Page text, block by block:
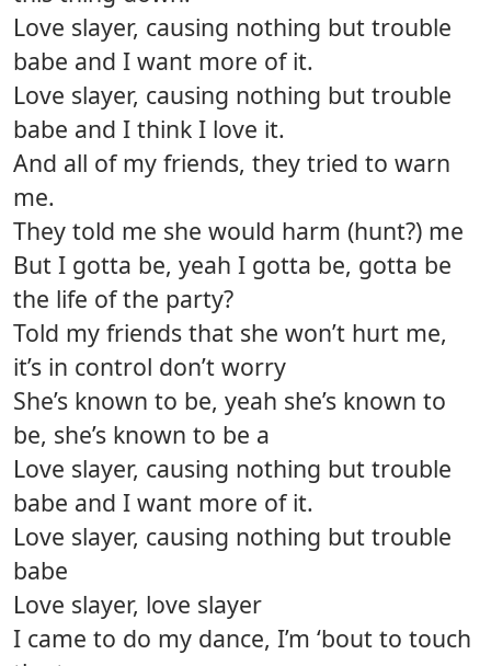
Love slayer, causing nothing but trouble
babe and I want more of it.
Love slayer, causing nothing but trouble
babe and I think I love it.
And all of my friends, they tried to warn
me.
They told me she would harm (hunt?) me
But I gotta be, yeah I gotta be, gotta be
the life of the party?
Told my friends that she won’t hurt me,
it’s in control don’t worry
She’s known to be, yeah she’s known to
be, she’s known to be a
Love slayer, causing nothing but trouble
babe and I want more of it.
Love slayer, causing nothing but trouble
babe
Love slayer, love slayer
I came to do my dance, I’m ‘bout to touch